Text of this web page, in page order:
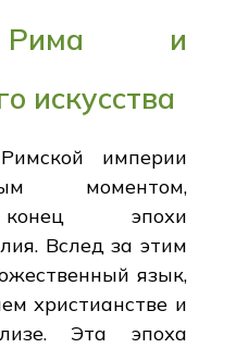
Рима и
искусства
империи
моментом,
эпохи
Вслед за этим
язык,
христианстве и
Эта эпоха